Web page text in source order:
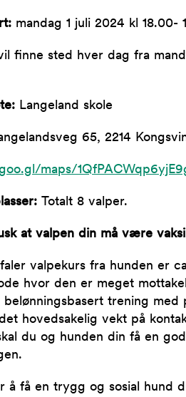
mandag 1 juli 2024 kl 18.00-
finne sted hver dag fra
Langeland skole
65, 2214
maps/
Totalt 8 valper.
at valpen din må være
valpekurs fra hunden er
hvor den er meget
belønningsbasert trening med
hovedsakelig vekt på
du og hunden din få en
å få en trygg og sosial hund